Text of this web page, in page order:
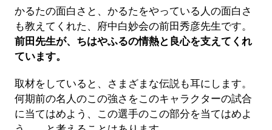
かるたの面白さと、かるたをやっている人の面白さ
も教えてくれた、府中白妙会の前田秀彦先生です。
前田先生が、ちはやふるの情熱と良心を支えてくれ
ています。
取材をしていると、さまざまな伝説も耳にします。
何期前の名人のこの強さをこのキャラクターの試合
に当てはめよう、この選手のこの部分を当てはめよ